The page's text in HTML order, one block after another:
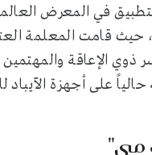
في المعرض
حيث قامت المعلمة
الإعاقة
على أجهزة
مي"